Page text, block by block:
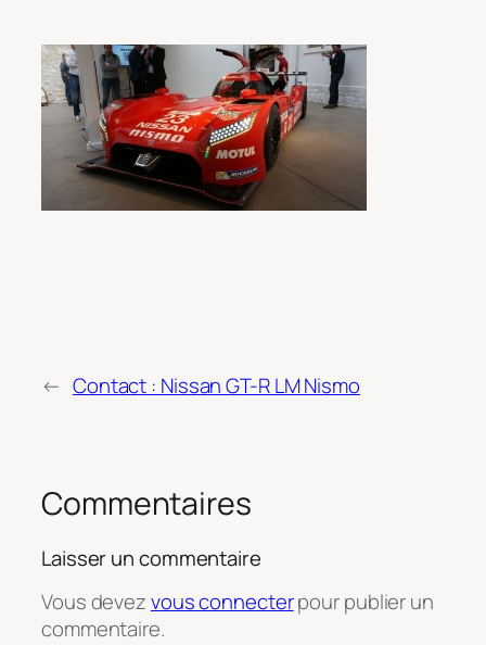
← Contact : Nissan GT-R LM Nismo
Commentaires
Laisser un commentaire
Vous devezvous connecterpour publier un
commentaire.